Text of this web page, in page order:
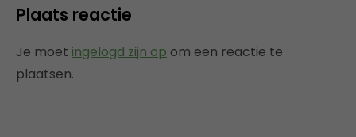
Plaats reactie
Je moet ingelogd zijn op om een reactie te
plaatsen.